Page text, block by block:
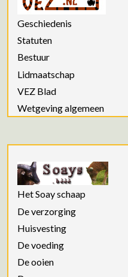
Geschiedenis
Statuten
Bestuur
Lidmaatschap
VEZ Blad
Wetgeving algemeen
Het Soay schaap
De verzorging
Huisvesting
De voeding
De ooien